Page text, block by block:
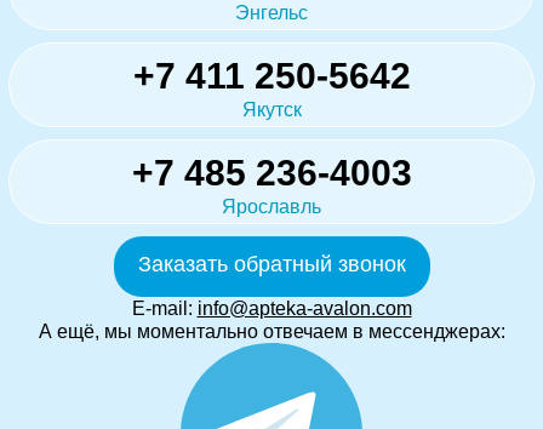
Энгельс
+7 411 250-5642
Якутск
+7 485 236-4003
Ярославль
Заказать обратный звонок
E-mail: info@apteka-avalon.com
А ещё, мы моментально отвечаем в мессенджерах: